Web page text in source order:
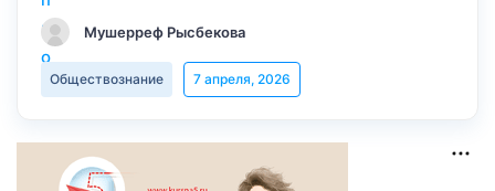
Мушерреф Рысбекова
Обществознание 7 апреля, 2026